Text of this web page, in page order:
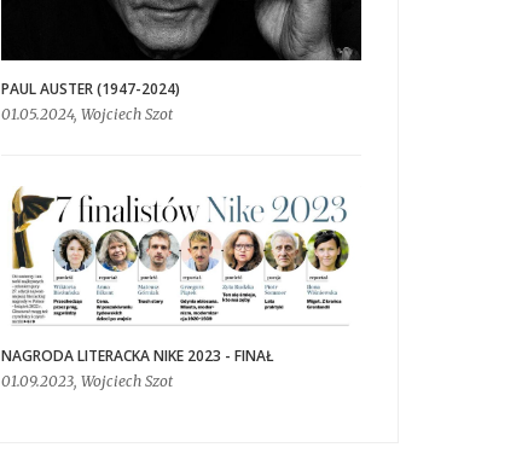
PAUL AUSTER (1947-2024)
01.05.2024, Wojciech Szot
NAGRODA LITERACKA NIKE 2023 - FINAŁ
01.09.2023, Wojciech Szot